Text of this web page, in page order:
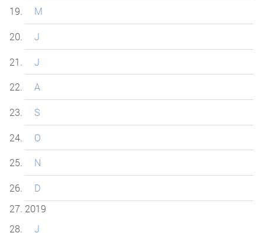
M
J
J
A
S
O
N
D
2019
J